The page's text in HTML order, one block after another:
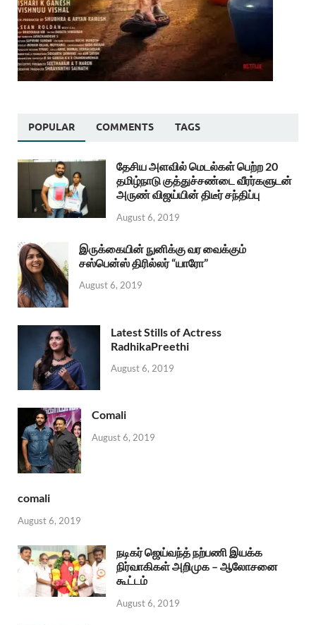
POPULAR COMMENTS TAGS
தேசிய அளவில் மெடல்கள் பெற்ற 20
தமிழ்நாடு குத்துச்சண்டை வீரர்களுடன்
அருண் விஜய்யின் திடீர் சந்திப்பு
August 6, 2019
இருக்கையின் நுனிக்கு வர வைக்கும்
சஸ்பென்ஸ் திரில்லர் “யாரோ”
August 6, 2019
Latest Stills of Actress
RadhikaPreethi
August 6, 2019
Comali
August 6, 2019
comali
August 6, 2019
நடிகர் ஜெய்வந்த் நற்பணி இயக்க
நிர்வாகிகள் அறிமுக – ஆலோசனை
கூட்டம்
August 6, 2019